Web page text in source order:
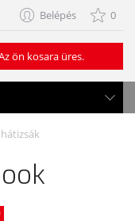
Belépés 0
ön kosara üres.